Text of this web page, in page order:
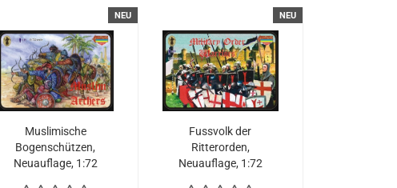
NEU
Muslimische
Bogenschützen,
Neuauflage, 1:72
NEU
Fussvolk der
Ritterorden,
Neuauflage, 1:72